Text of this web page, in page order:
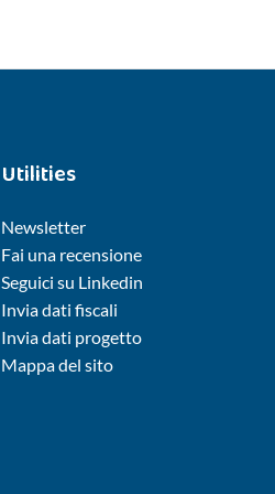
Utilities
Newsletter
Fai una recensione
Seguici su Linkedin
Invia dati fiscali
Invia dati progetto
Mappa del sito